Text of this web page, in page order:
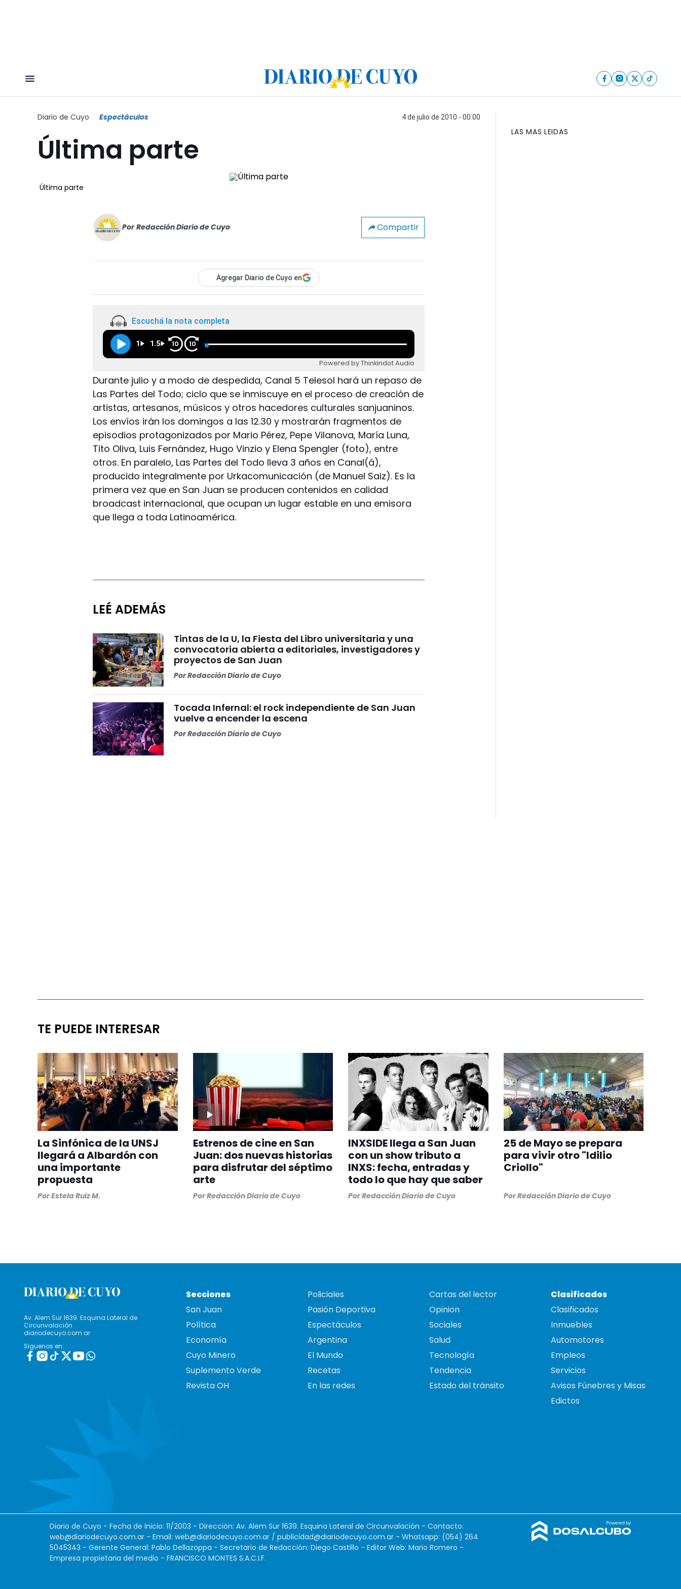
Diario de Cuyo Espectáculos 4 de julio de 2010 - 00:00
Última parte
Última parte
Por Redacción Diario de Cuyo Compartir
Agregar Diario de Cuyo en
Escuchá la nota completa
1 1.5 10 10
Powered by Thinkindot Audio
Durante julio y a modo de despedida, Canal 5 Telesol hará un repaso de
Las Partes del Todo; ciclo que se inmiscuye en el proceso de creación de
artistas, artesanos, músicos y otros hacedores culturales sanjuaninos.
Los envíos irán los domingos a las 12.30 y mostrarán fragmentos de
episodios protagonizados por Mario Pérez, Pepe Vilanova, María Luna,
Tito Oliva, Luis Fernández, Hugo Vinzio y Elena Spengler (foto), entre
otros. En paralelo, Las Partes del Todo lleva 3 años en Canal(á),
producido integralmente por Urkacomunicación (de Manuel Saiz). Es la
primera vez que en San Juan se producen contenidos en calidad
broadcast internacional, que ocupan un lugar estable en una emisora
que llega a toda Latinoamérica.
LEÉ ADEMÁS
Tintas de la U, la Fiesta del Libro universitaria y una
convocatoria abierta a editoriales, investigadores y
proyectos de San Juan
PorRedacción Diario de Cuyo
Tocada Infernal: el rock independiente de San Juan
vuelve a encender la escena
PorRedacción Diario de Cuyo
LAS MAS LEIDAS
TE PUEDE INTERESAR
La Sinfónica de la UNSJ
llegará a Albardón con
una importante
propuesta
PorEstela Ruiz M.
Estrenos de cine en San
Juan: dos nuevas historias
para disfrutar del séptimo
arte
PorRedacción Diario de Cuyo
INXSIDE llega a San Juan
con un show tributo a
INXS: fecha, entradas y
todo lo que hay que saber
PorRedacción Diario de Cuyo
25 de Mayo se prepara
para vivir otro "Idilio
Criollo"
PorRedacción Diario de Cuyo
Av. Alem Sur 1639. Esquina Lateral de
Circunvalación
diariodecuyo.com.ar
Siguenos en:
Secciones
San Juan
Política
Economía
Cuyo Minero
Suplemento Verde
Revista OH
Policiales
Pasión Deportiva
Espectáculos
Argentina
El Mundo
Recetas
En las redes
Cartas del lector
Opinion
Sociales
Salud
Tecnología
Tendencia
Estado del tránsito
Clasificados
Clasificados
Inmuebles
Automotores
Empleos
Servicios
Avisos Fúnebres y Misas
Edictos
Diario de Cuyo - Fecha de Inicio: 11/2003 - Dirección: Av. Alem Sur 1639. Esquina Lateral de Circunvalación - Contacto:
web@diariodecuyo.com.ar - Email: web@diariodecuyo.com.ar / publicidad@diariodecuyo.com.ar - Whatsapp: (054) 264
5045343 - Gerente General: Pablo Dellazoppa - Secretario de Redacción: Diego Castillo - Editor Web: Mario Romero -
Empresa propietaria del medio - FRANCISCO MONTES S.A.C.I.F.